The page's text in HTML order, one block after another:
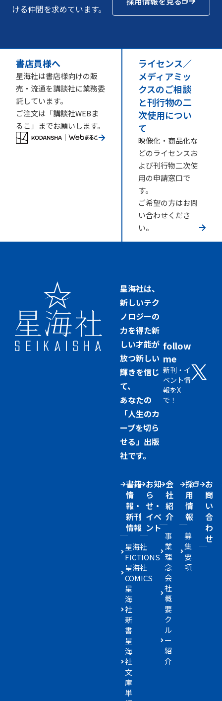
ける仲間を求めています。
書店員様へ
星海社は書店様向けの販
売・流通を講談社に業務委
託しています。
ご注文は「講談社WEBま
るこ」までお願いします。
ライセンス／
メディアミッ
クスのご相談
と刊行物の二
次使用につい
て
映像化・商品化な
どのライセンスお
よび刊行物二次使
用の申請窓口で
す。
ご希望の方はお問
い合わせくださ
い。
星海社は、
新しいテク
ノロジーの
力を得た新
しい才能が
放つ新しい
輝きを信じ
て、
あなたの
「人生のカ
ーブを切ら
せる」出版
社です。
follow
me
新刊・イ
ベント情
報をX
で！
書籍
情
報・
新刊
情報
星海社
FICTIONS
星海社
COMICS
星
海
社
新
書
星
海
社
文
庫
単
お知
ら
せ・
イベ
ント
会
社
紹
介
事
業
理
念
会
社
概
要
ク
ル
ー
紹
介
採
用
情
報
募
集
要
項
お
問
い
合
わ
せ